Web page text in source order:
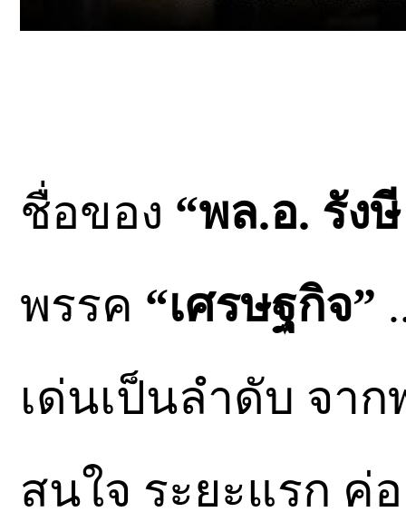
ชื่อของ “พล.อ. รั
พรรค “เศรษฐกิจ”
เด่นเป็นลำดับ จา
สนใจ ระยะแรก ค่